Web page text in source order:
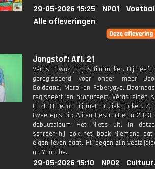
29-05-2026 15:25 NPO1
Alle afleveringen
Jongstof: Afl. 21
Véras Fawaz (32) is filmmaker. Hij heeft
geregisseerd voor onder meer
Goldband, Merol en Faberyayo.
regisseert en produceert Véras eigen
In 2018 begon hij met muziek maken.
twee ep's uit: Ali en Destructie. In 2023
debuutalbum Het Niets uit. In
schreef hij ook het boek Niemand
eigen leven gaat. Hij begon zijn
op YouTube.
29-05-2026 15:10 NPO2